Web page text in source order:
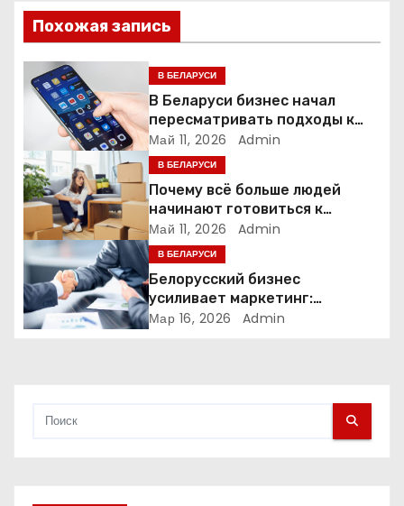
и
я
о
з
а
п
и
Похожая запись
В БЕЛАРУСИ
В Беларуси бизнес начал
пересматривать подходы к
маркетингу и digital-рекламе
Май 11, 2026 Admin
В БЕЛАРУСИ
Почему всё больше людей
начинают готовиться к
переезду заранее
Май 11, 2026 Admin
В БЕЛАРУСИ
Белорусский бизнес
усиливает маркетинг:
компании меняют стратегии
Мар 16, 2026 Admin